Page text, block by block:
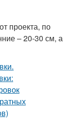
проекта, по
– 20-30 см, а